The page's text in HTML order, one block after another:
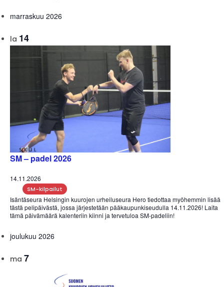
marraskuu 2026
la 14
SM – padel 2026
14.11.2026
SM-kilpailut
Isäntäseura Helsingin kuurojen urheiluseura Hero tiedottaa myöhemmin lisää
tästä pelipäivästä, jossa järjestetään pääkaupunkiseudulla 14.11.2026! Laita
tämä päivämäärä kalenteriin kiinni ja tervetuloa SM-padeliin!
joulukuu 2026
ma 7